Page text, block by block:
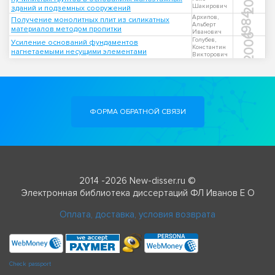
зданий и подземных сооружений
Шакирович
Получение монолитных плит из силикатных
материалов методом пропитки
Архипов,
Альберт
Иванович
1984
Усиление оснований фундаментов
нагнетаемыми несущими элементами
Голубев,
Константин
Викторович
2006
ФОРМА ОБРАТНОЙ СВЯЗИ
2014 -2026 New-disser.ru ©
Электронная библиотека диссертаций ФЛ Иванов Е О
Оплата, доставка, условия возврата
Check passport